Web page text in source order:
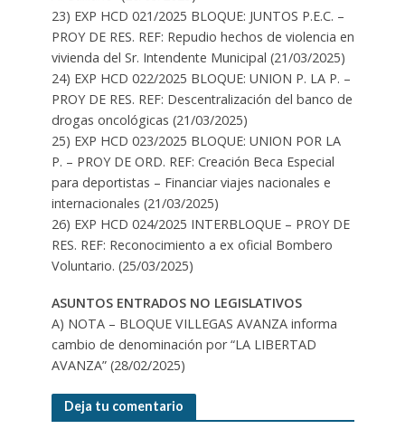
23) EXP HCD 021/2025 BLOQUE: JUNTOS P.E.C. –
PROY DE RES. REF: Repudio hechos de violencia en
vivienda del Sr. Intendente Municipal (21/03/2025)
24) EXP HCD 022/2025 BLOQUE: UNION P. LA P. –
PROY DE RES. REF: Descentralización del banco de
drogas oncológicas (21/03/2025)
25) EXP HCD 023/2025 BLOQUE: UNION POR LA
P. – PROY DE ORD. REF: Creación Beca Especial
para deportistas – Financiar viajes nacionales e
internacionales (21/03/2025)
26) EXP HCD 024/2025 INTERBLOQUE – PROY DE
RES. REF: Reconocimiento a ex oficial Bombero
Voluntario. (25/03/2025)
ASUNTOS ENTRADOS NO LEGISLATIVOS
A) NOTA – BLOQUE VILLEGAS AVANZA informa
cambio de denominación por “LA LIBERTAD
AVANZA” (28/02/2025)
Deja tu comentario